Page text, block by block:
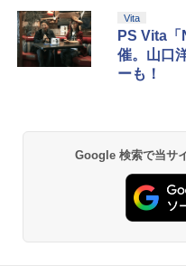
Vita
PS Vita
催。山口
ーも！
Google 検索で当サ